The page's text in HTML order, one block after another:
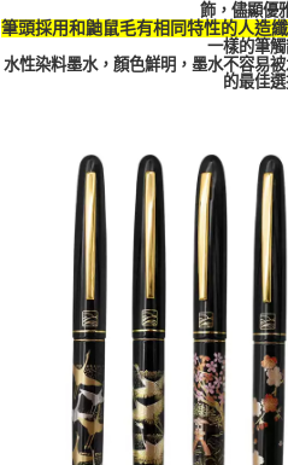
飾，儘顯優
筆頭採用和鼬鼠毛有相同特性的人造
一樣的筆觸
水性染料墨水，顏色鮮明，墨水不容易
的最佳選